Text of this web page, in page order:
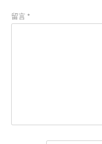
留言 *